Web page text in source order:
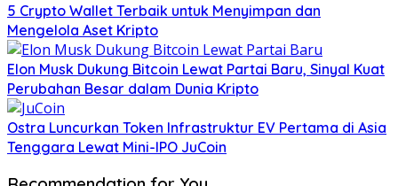
5 Crypto Wallet Terbaik untuk Menyimpan dan
Mengelola Aset Kripto
Elon Musk Dukung Bitcoin Lewat Partai Baru, Sinyal Kuat
Perubahan Besar dalam Dunia Kripto
Ostra Luncurkan Token Infrastruktur EV Pertama di Asia
Tenggara Lewat Mini-IPO JuCoin